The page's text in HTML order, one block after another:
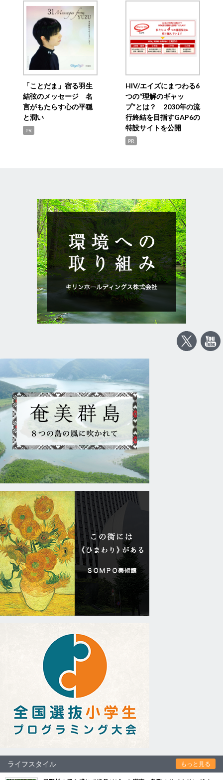
「ことだま」宿る羽生
結弦のメッセージ 名
言がもたらす心の平穏
と潤い
PR
HIV/エイズにまつわる6
つの“理解のギャッ
プ”とは？ 2030年の流
行終結を目指すGAP6の
特設サイトを公開
PR
ライフスタイル もっと見る